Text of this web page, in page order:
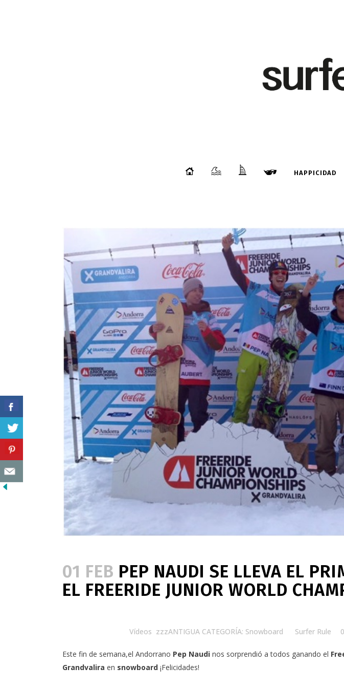
HAPPICIDAD
01 FEB PEP NAUDI SE LLEVA EL
EL FREERIDE JUNIOR WORLD
Vídeos zzzANTIGUA CATEGORÍA: Snowboard Surfer Rule
Este fin de semana,el Andorrano Pep Naudi nos sorprendió a todos ganando el
Grandvalira en snowboard ¡Felicidades!